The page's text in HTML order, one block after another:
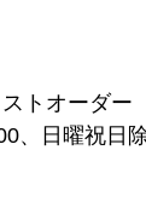
トオーダー
、日曜祝日